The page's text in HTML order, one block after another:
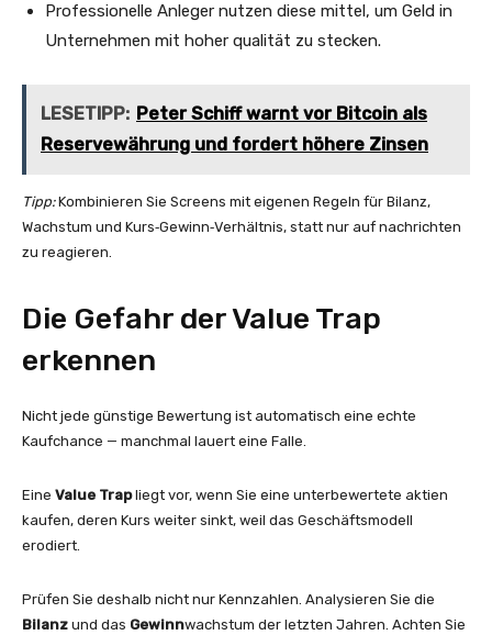
Professionelle Anleger nutzen diese mittel, um Geld in
Unternehmen mit hoher qualität zu stecken.
LESETIPP: Peter Schiff warnt vor Bitcoin als
Reservewährung und fordert höhere Zinsen
Tipp:Kombinieren Sie Screens mit eigenen Regeln für Bilanz,
Wachstum und Kurs‑Gewinn‑Verhältnis, statt nur auf nachrichten
zu reagieren.
Die Gefahr der Value Trap
erkennen
Nicht jede günstige Bewertung ist automatisch eine echte
Kaufchance — manchmal lauert eine Falle.
Eine Value Trapliegt vor, wenn Sie eine unterbewertete aktien
kaufen, deren Kurs weiter sinkt, weil das Geschäftsmodell
erodiert.
Prüfen Sie deshalb nicht nur Kennzahlen. Analysieren Sie die
Bilanz und das Gewinnwachstum der letzten Jahren. Achten Sie